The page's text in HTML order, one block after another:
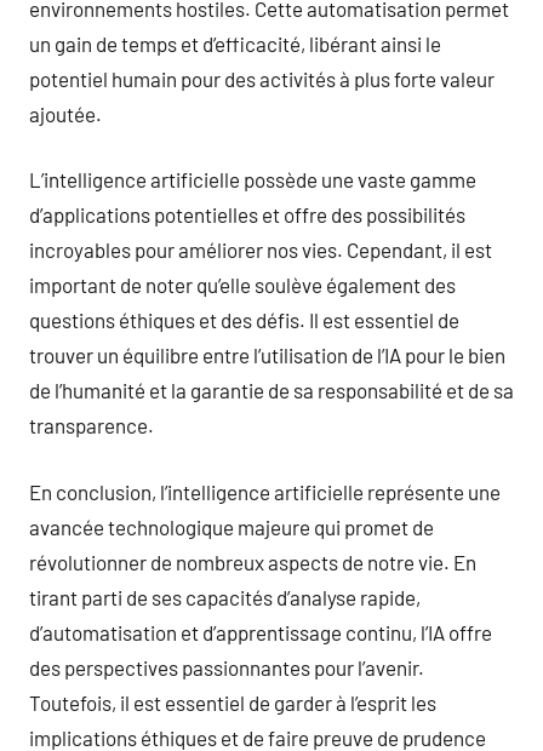
environnements hostiles. Cette automatisation permet
un gain de temps et d’efficacité, libérant ainsi le
potentiel humain pour des activités à plus forte valeur
ajoutée.
L’intelligence artificielle possède une vaste gamme
d’applications potentielles et offre des possibilités
incroyables pour améliorer nos vies. Cependant, il est
important de noter qu’elle soulève également des
questions éthiques et des défis. Il est essentiel de
trouver un équilibre entre l’utilisation de l’IA pour le bien
de l’humanité et la garantie de sa responsabilité et de sa
transparence.
En conclusion, l’intelligence artificielle représente une
avancée technologique majeure qui promet de
révolutionner de nombreux aspects de notre vie. En
tirant parti de ses capacités d’analyse rapide,
d’automatisation et d’apprentissage continu, l’IA offre
des perspectives passionnantes pour l’avenir.
Toutefois, il est essentiel de garder à l’esprit les
implications éthiques et de faire preuve de prudence